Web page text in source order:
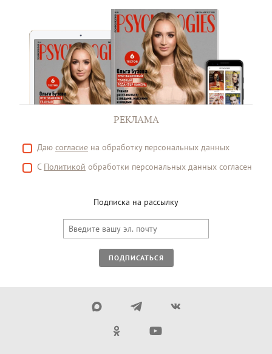
РЕКЛАМА
Даю согласие на обработку персональных данных
С Политикой обработки персональных данных согласен
Подписка на рассылку
ПОДПИСАТЬСЯ